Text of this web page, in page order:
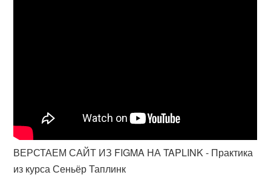
ВЕРСТАЕМ САЙТ ИЗ FIGMA НА TAPLINK - Практика
из курса Сеньёр Таплинк